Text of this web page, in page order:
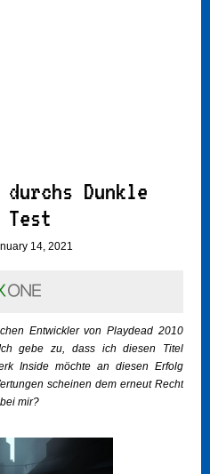
Dunkle
14, 2021
Entwickler von Playdead 2010
gebe zu, dass ich diesen Titel
Inside möchte an diesen Erfolg
scheinen dem erneut Recht
mir?